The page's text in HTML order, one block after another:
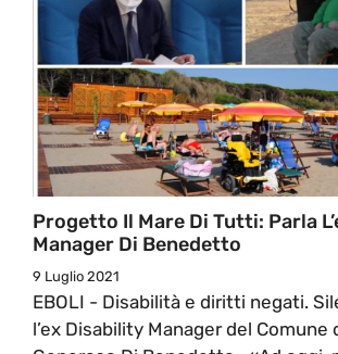
Progetto Il Mare Di Tutti: Parla
Manager Di Benedetto
9 Luglio 2021
EBOLI - Disabilità e diritti negati.
l’ex Disability Manager del Comune